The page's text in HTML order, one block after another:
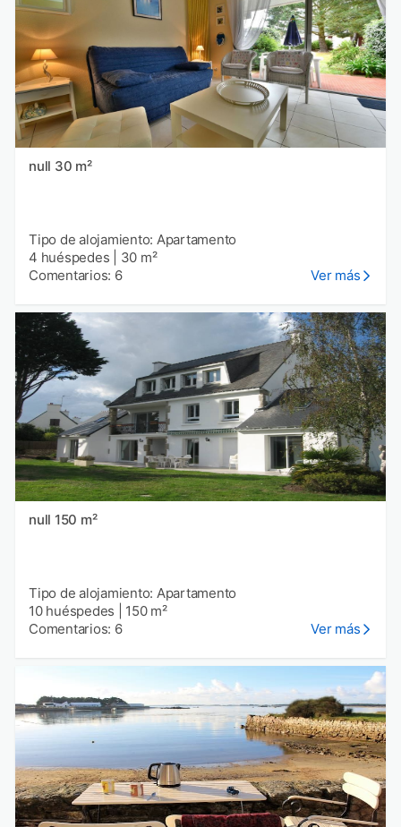
null 30 m²
Tipo de alojamiento: Apartamento
4 huéspedes
30 m²
Comentarios: 6
Ver más
null 150 m²
Tipo de alojamiento: Apartamento
10 huéspedes
150 m²
Comentarios: 6
Ver más